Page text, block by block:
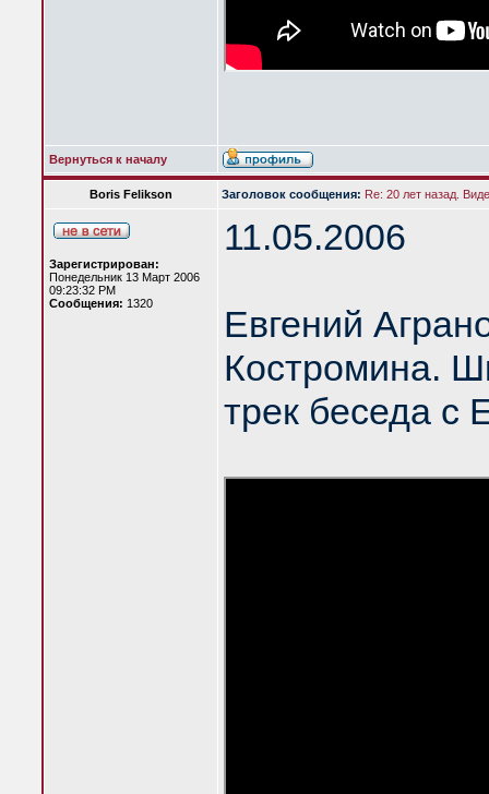
Вернуться к началу
Boris Felikson Заголовок сообщения: Re: 20 лет назад.
Зарегистрирован:
Понедельник 13 Март 2006
09:23:32 PM
Сообщения: 1320
11.05.2006
Евгений
Костромина.
трек беседа с